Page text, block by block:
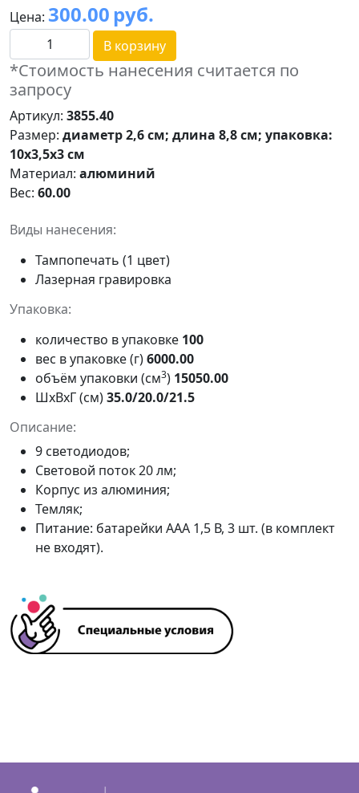
Цена: 300.00 руб.
В корзину
*Стоимость нанесения считается по
запросу
Артикул: 3855.40
Размер: диаметр 2,6 см; длина 8,8 см; упаковка:
10x3,5x3 см
Материал: алюминий
Вес: 60.00
Виды нанесения:
Тампопечать (1 цвет)
Лазерная гравировка
Упаковка:
количество в упаковке 100
вес в упаковке (г)6000.00
объём упаковки (см3) 15050.00
ШxВxГ (см)35.0/20.0/21.5
Описание:
9 светодиодов;
Световой поток 20 лм;
Корпус из алюминия;
Темляк;
Питание: батарейки ААА 1,5 В, 3 шт. (в комплект
не входят).